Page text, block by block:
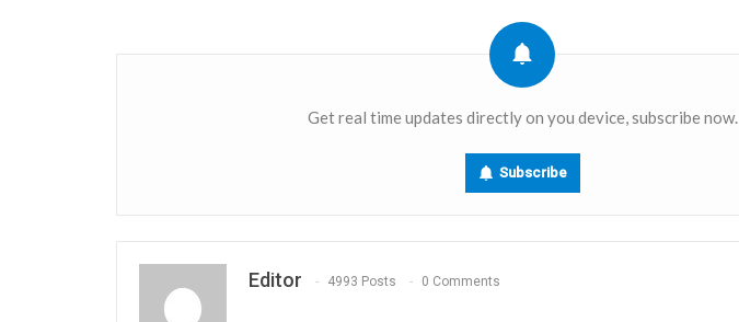
Get real time updates directly on you device, subscribe now.
Subscribe
Editor 4993 Posts 0 Comments